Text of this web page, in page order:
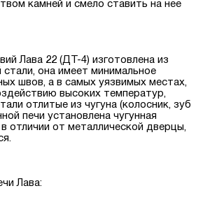
камней и смело ставить на нее
Лава 22 (ДТ-4) изготовлена из
стали, она имеет минимальное
швов, а в самых уязвимых местах,
высоких температур,
отлитые из чугуна (колосник, зуб
печи установлена чугунная
отличии от металлической дверцы,
Лава: